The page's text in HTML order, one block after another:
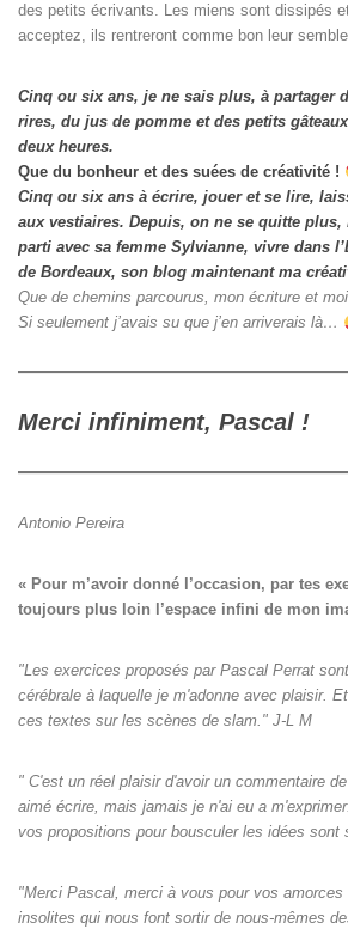
des petits écrivants. Les miens sont dissipés
acceptez, ils rentreront comme bon leur
Cinq ou six ans, je ne sais plus, à partager
rires, du jus de pomme et des petits
deux heures.
Que du bonheur et des suées de créativité !
Cinq ou six ans à écrire, jouer et se lire,
aux vestiaires. Depuis, on ne se quitte plus,
parti avec sa femme Sylvianne, vivre dans
de Bordeaux, son blog maintenant ma
Que de chemins parcourus, mon écriture et
Si seulement j’avais su que j’en arriverais là…
Merci infiniment, Pascal !
Antonio Pereira
« Pour m’avoir donné l’occasion, par tes
toujours plus loin l’espace infini de mon
"Les exercices proposés par Pascal Perrat
cérébrale à laquelle je m'adonne avec plaisir.
ces textes sur les scènes de slam." J-L M
" C'est un réel plaisir d'avoir un commentaire
aimé écrire, mais jamais je n'ai eu a
vos propositions pour bousculer les idées sont
"Merci Pascal, merci à vous pour vos amorces
insolites qui nous font sortir de nous-mêmes